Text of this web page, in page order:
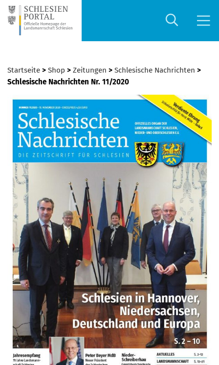
Startseite > Shop > Zeitungen > Schlesische Nachrichten >
Schlesische Nachrichten Nr. 11/2020